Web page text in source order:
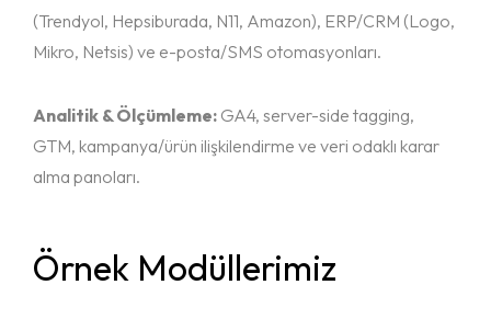
Anasayfa
(Trendyol, Hepsiburada, N11, Amazon), ERP/CRM (Logo,
Mikro, Netsis) ve e-posta/SMS otomasyonları.
Analitik & Ölçümleme: GA4, server-side tagging,
GTM, kampanya/ürün ilişkilendirme ve veri odaklı karar
alma panoları.
Örnek Modüllerimiz